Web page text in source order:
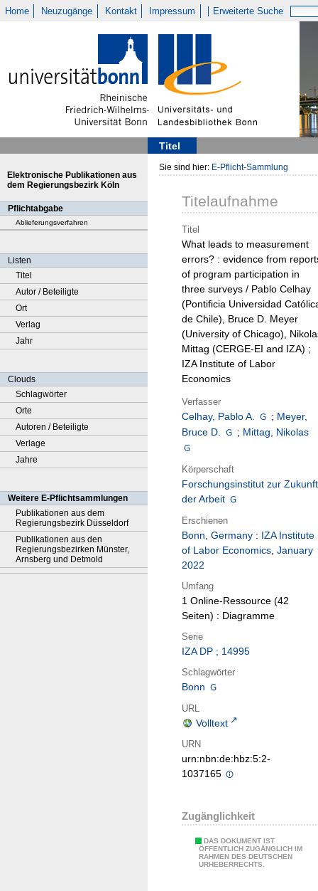
Home Neuzugänge Kontakt Impressum Erweiterte Suche
Titel
Elektronische Publikationen aus
dem Regierungsbezirk Köln
Pflichtabgabe
Ablieferungsverfahren
Listen
Titel
Autor / Beteiligte
Ort
Verlag
Jahr
Clouds
Schlagwörter
Orte
Autoren / Beteiligte
Verlage
Jahre
Weitere E-Pflichtsammlungen
Publikationen aus dem
Regierungsbezirk Düsseldorf
Publikationen aus den
Regierungsbezirken Münster,
Arnsberg und Detmold
Sie sind hier: E-Pflicht-Sammlung
Titelaufnahme
Titel
What leads to measurement
errors? : evidence from
of program participation in
three surveys / Pablo Celhay
(Pontificia Universidad
de Chile), Bruce D. Meyer
(University of Chicago),
Mittag (CERGE-EI and IZA) ;
IZA Institute of Labor
Economics
Verfasser
Celhay, Pablo A. ; Meyer,
Bruce D.
; Mittag, Nikolas
Körperschaft
Forschungsinstitut zur Zukunft
der Arbeit
Erschienen
Bonn, Germany : IZA Institute
of Labor Economics, January
2022
Umfang
1 Online-Ressource (42
Seiten) : Diagramme
Serie
IZA DP ; 14995
Schlagwörter
Bonn
URL
Volltext
URN
urn:nbn:de:hbz:5:2-
1037165
Zugänglichkeit
DAS DOKUMENT IST
ÖFFENTLICH ZUGÄNGLICH IM
RAHMEN DES DEUTSCHEN
URHEBERRECHTS.